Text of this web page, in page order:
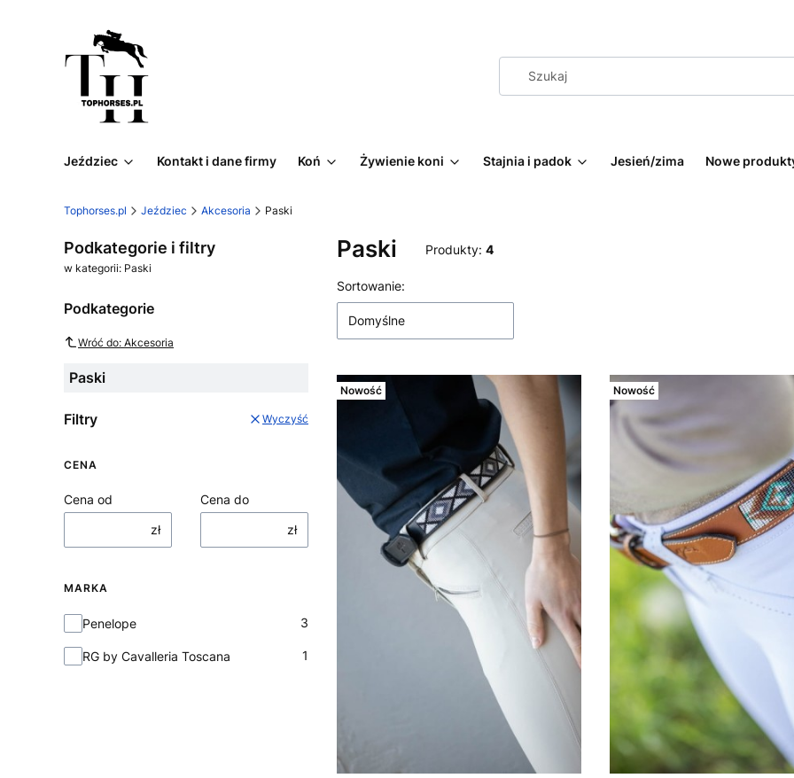
Jeździec Kontakt i dane firmy Koń Żywienie koni Stajnia i padok Jesień/zima Nowe
Tophorses.pl Jeździec Akcesoria Paski
Podkategorie i filtry
w kategorii: Paski
Podkategorie
Wróć do: Akcesoria
Paski
Filtry Wyczyść
CENA
Cena od
zł
Cena do
zł
MARKA
MarkaPenelope 3
RG by Cavalleria Toscana 1
Paski Produkty: 4
Lista produktów
Sortowanie:
Domyślne
Nowość Nowość